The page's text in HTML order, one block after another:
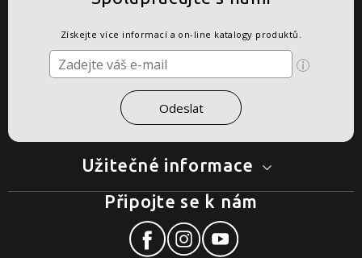
Užitečné informace
Získejte více informací a on-line katalogy produktů.
Připojte se k nám